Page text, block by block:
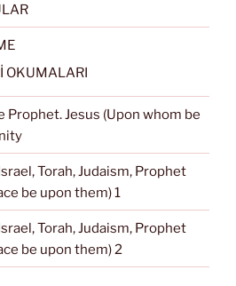
OKUMALARI
Prophet. Jesus (Upon whom be
Torah, Judaism, Prophet
be upon them) 1
Torah, Judaism, Prophet
be upon them) 2